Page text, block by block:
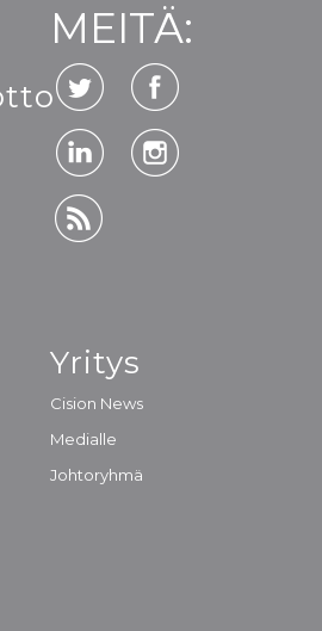
MEITÄ:
Yritys
Cision News
Medialle
Johtoryhmä